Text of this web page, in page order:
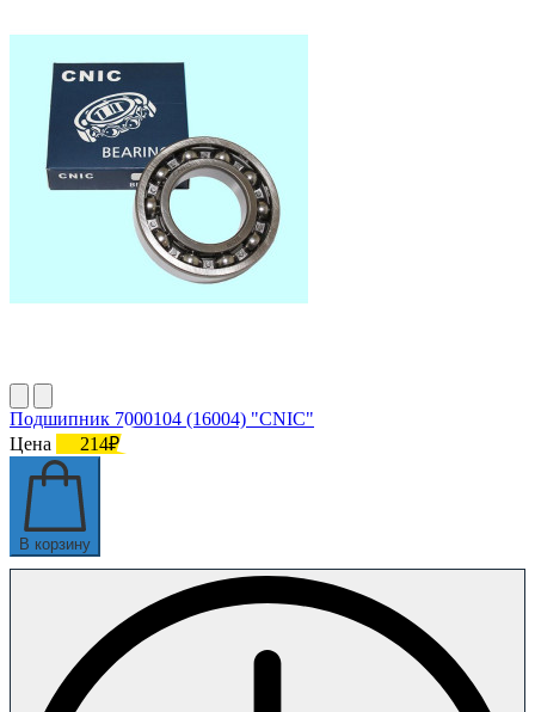
Подшипник 7000104 (16004) "СNIC"
Цена
214₽
В корзину